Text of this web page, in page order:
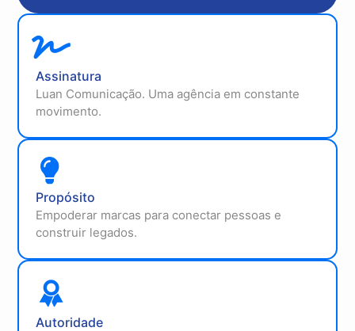
Assinatura
Luan Comunicação. Uma agência em constante
movimento.
Propósito
Empoderar marcas para conectar pessoas e
construir legados.
Autoridade